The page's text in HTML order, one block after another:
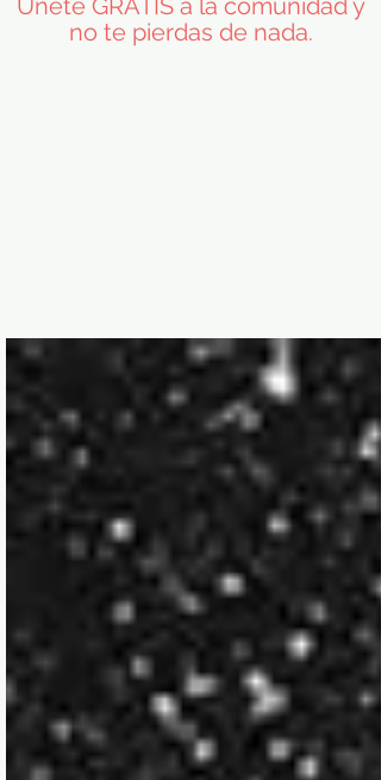
​Únete GRATIS a la comunidad y
no te pierdas de nada.